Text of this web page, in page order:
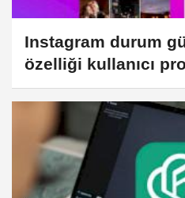
Instagram durum
özelliği kullanıcı